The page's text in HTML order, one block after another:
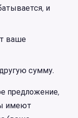
и
ваше
сумму.
предложение,
имеют